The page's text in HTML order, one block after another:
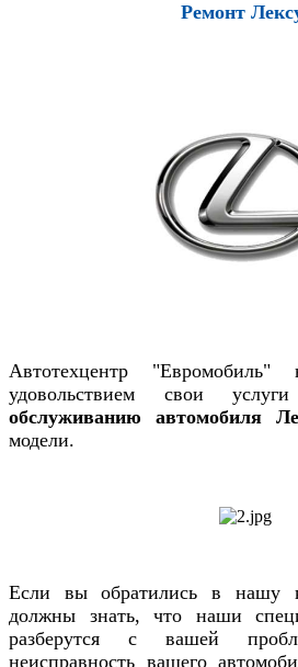
Ремонт
Автотехцентр
удовольствием свои
обслуживанию автомобиля
модели.
Если вы обратились в нашу
должны знать, что наши
разберутся с вашей
неисправность вашего